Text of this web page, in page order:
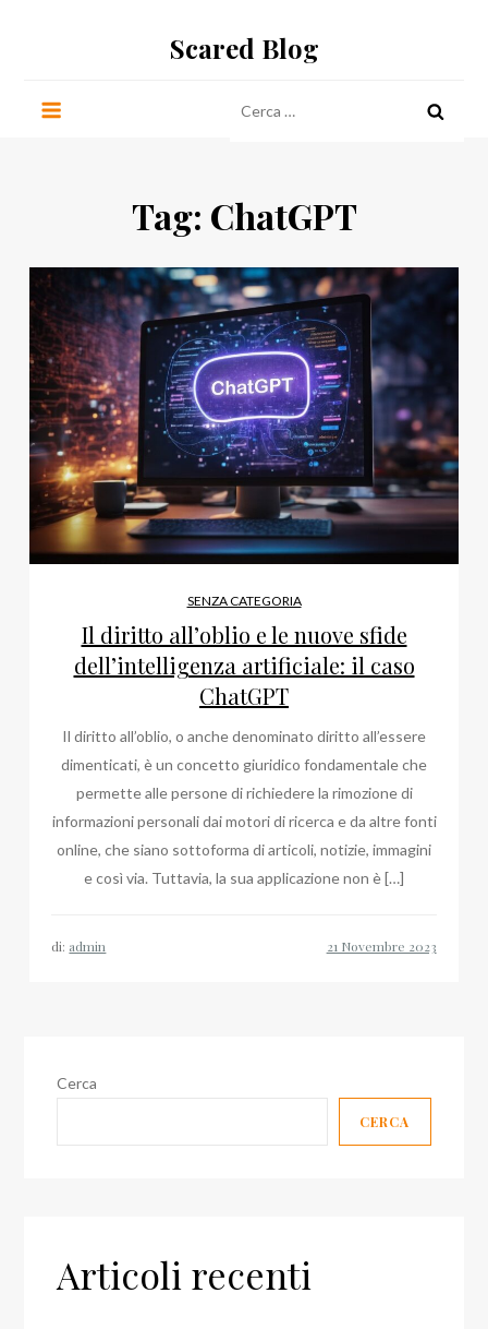
Scared Blog
per:
Tag: ChatGPT
SENZA CATEGORIA
Il diritto all’oblio e le nuove sfide
dell’intelligenza artificiale: il caso
ChatGPT
Il diritto all’oblio, o anche denominato diritto all’essere
dimenticati, è un concetto giuridico fondamentale che
permette alle persone di richiedere la rimozione di
informazioni personali dai motori di ricerca e da altre fonti
online, che siano sottoforma di articoli, notizie, immagini
e così via. Tuttavia, la sua applicazione non è […]
di: admin
Cerca
CERCA
Articoli recenti